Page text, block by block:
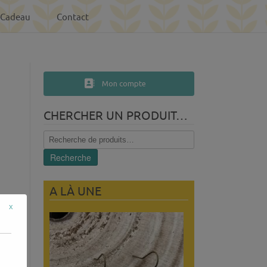
Contact
Mon compte
CHERCHER UN PRODUIT…
Recherche
pour :
Recherche
A LÀ UNE
x